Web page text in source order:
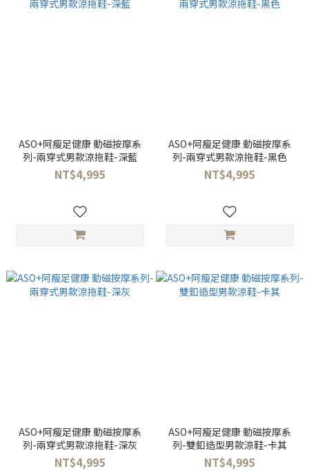
ASO+阿瘦足健康 動磁按摩系
列-兩穿式男款涼拖鞋-深藍
NT$4,995
ASO+阿瘦足健康 動磁按摩系
列-兩穿式男款涼拖鞋-黑色
NT$4,995
ASO+阿瘦足健康 動磁按摩系
列-兩穿式男款涼拖鞋-深灰
NT$4,995
ASO+阿瘦足健康 動磁按摩系
列-雙釦造型男款涼鞋-卡其
NT$4,995